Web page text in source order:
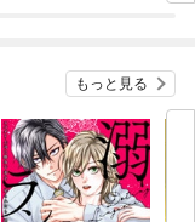
もっと見る